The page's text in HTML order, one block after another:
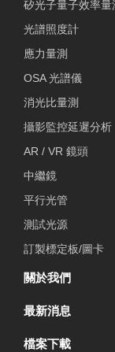
矽光子量子效率量
光譜照度計
應力量測
OSA 光譜儀
消光比量測
攝影監控延遲分析
AR / VR 鏡頭
中繼鏡
平行光管
測試光源
訂製標定板/圖卡
關於我們
最新消息
檔案下載